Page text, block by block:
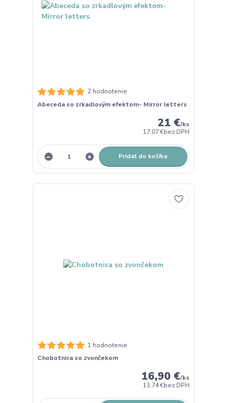
2 hodnotenie
Abeceda so zrkadlovým efektom- Mirror letters
21 €/ks
17,07 €bez DPH
Pridať do košíka
1 hodnotenie
Chobotnica so zvončekom
16,90 €/ks
13,74 €bez DPH